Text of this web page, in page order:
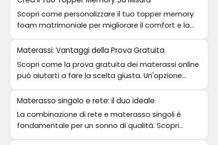
Scopri come personalizzare il tuo topper memory
foam matrimoniale per migliorare il comfort e la
Materassi: Vantaggi della Prova Gratuita
Scopri come la prova gratuita dei materassi online
può aiutarti a fare la scelta giusta. Un'opzione
Materasso singolo e rete: il duo ideale
La combinazione di rete e materasso singoli è
fondamentale per un sonno di qualità. Scopri
come fare la scelta giusta per il tuo comfort.